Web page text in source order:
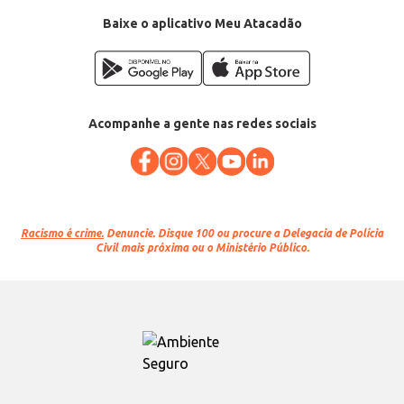
Baixe o aplicativo Meu Atacadão
Acompanhe a gente nas redes sociais
Racismo é crime. Denuncie. Disque 100 ou procure a Delegacia de Polícia
Civil mais próxima ou o Ministério Público.